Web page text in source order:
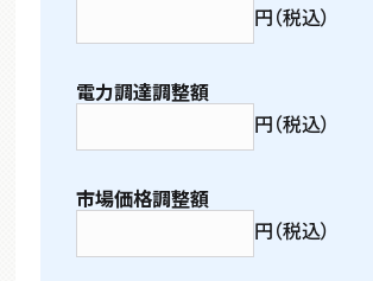
円（税込）
電力調達調整額
円（税込）
市場価格調整額
円（税込）